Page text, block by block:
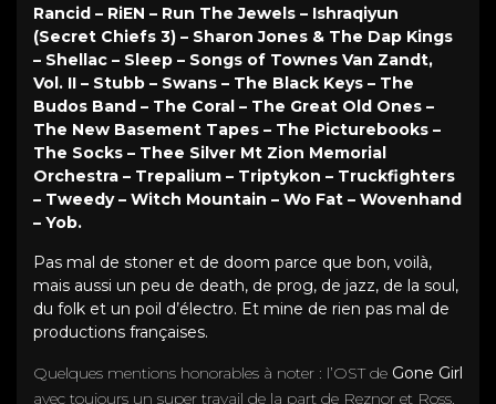
Rancid – RiEN – Run The Jewels – Ishraqiyun
(Secret Chiefs 3) – Sharon Jones & The Dap Kings
– Shellac – Sleep – Songs of Townes Van Zandt,
Vol. II – Stubb – Swans – The Black Keys – The
Budos Band – The Coral – The Great Old Ones –
The New Basement Tapes – The Picturebooks –
The Socks – Thee Silver Mt Zion Memorial
Orchestra – Trepalium – Triptykon – Truckfighters
– Tweedy – Witch Mountain – Wo Fat – Wovenhand
– Yob.
Pas mal de stoner et de doom parce que bon, voilà,
mais aussi un peu de death, de prog, de jazz, de la soul,
du folk et un poil d’électro. Et mine de rien pas mal de
productions françaises.
Quelques mentions honorables à noter : l’OST de Gone Girl
avec toujours un super travail de la part de Reznor et Ross,